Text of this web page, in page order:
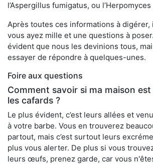
l’Aspergillus fumigatus, ou
Après toutes ces informations à digérer,
vous ayez mille et une questions à
évident que nous les devinions tous,
essayer de répondre à quelques-unes.
Foire aux questions
Comment savoir si ma maison
les cafards ?
Le plus évident, c’est leurs allées et
à votre barbe. Vous en trouverez
partout, mais c’est surtout leurs
plus vous alerter. De plus si vous
leurs œufs, prenez garde, car vous